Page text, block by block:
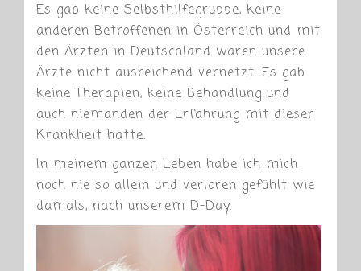
Es gab keine Selbsthilfegruppe, keine
anderen Betroffenen in Österreich und mit
den Ärzten in Deutschland waren unsere
Ärzte nicht ausreichend vernetzt. Es gab
keine Therapien, keine Behandlung und
auch niemanden der Erfahrung mit dieser
Krankheit hatte.
In meinem ganzen Leben habe ich mich
noch nie so allein und verloren gefühlt wie
damals, nach unserem D-Day.